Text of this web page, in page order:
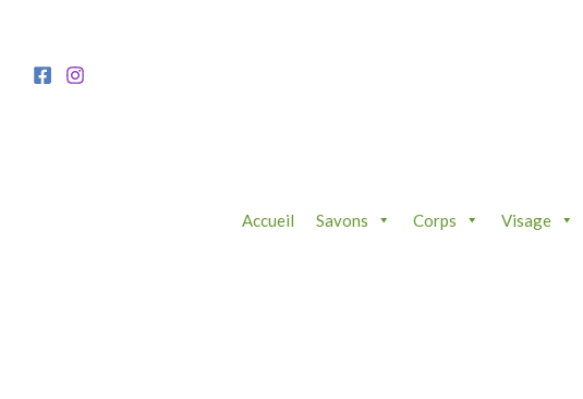
Accueil Savons Corps Visage